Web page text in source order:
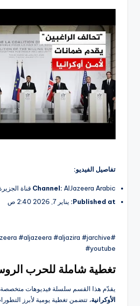
تفاصيل الفيديو:
Channel: AlJazeera Arabic قناة الجزيرة
Published at: يناير 7, 2026 2:40 ص
#aljazeera #aljazira #jarchive
#youtube
تغطية شاملة للحرب
يقدّم هذا القسم سلسلة فيديوهات
الأوكرانية، تتضمن تغطية يومية لأبرز